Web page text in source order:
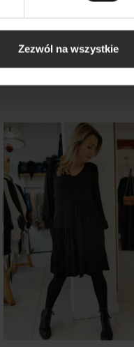
Zezwól na wszystkie